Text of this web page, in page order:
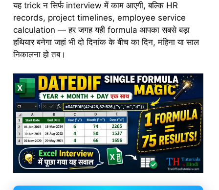
यह trick न सिर्फ interview में काम आएगी, बल्कि HR
records, project timelines, employee service
calculation — हर जगह यही formula आपका सबसे बड़ा
हथियार बनेगा जहां भी दो दिनांक के बीच का दिन, महिना या साल
निकालना हो तब।